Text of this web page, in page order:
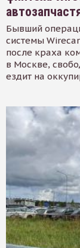
Бывший
системы
после краха
в Москве,
ездит на